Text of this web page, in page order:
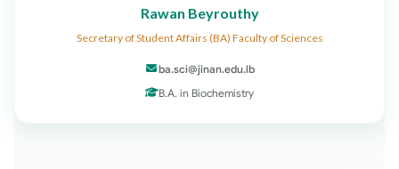
Rawan Beyrouthy
Secretary of Student Affairs (BA) Faculty of Sciences
ba.sci@jinan.edu.lb
B.A. in Biochemistry